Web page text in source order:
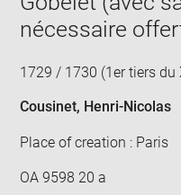
nécessaire
1729 / 1730 (1er tiers du
Cousinet, Henri-Nicolas
Place of creation : Paris
OA 9598 20 a